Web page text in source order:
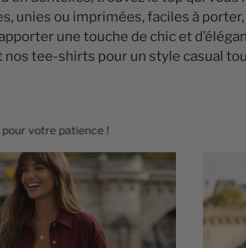
unies ou imprimées, faciles à
une touche de chic et
nos tee-shirts pour un style casual
Notre atelier